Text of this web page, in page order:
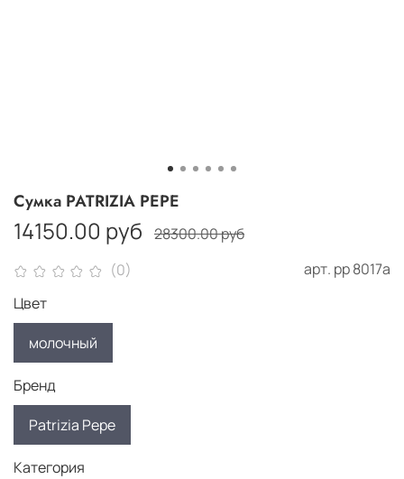
(0) арт. рр 8017а
Сумка PATRIZIA PEPE
14150.00 руб 28300.00 руб
Цвет
молочный
Бренд
Patrizia Pepe
Категория